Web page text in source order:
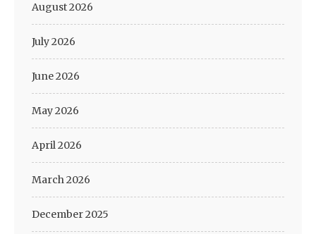
August 2026
July 2026
June 2026
May 2026
April 2026
March 2026
December 2025